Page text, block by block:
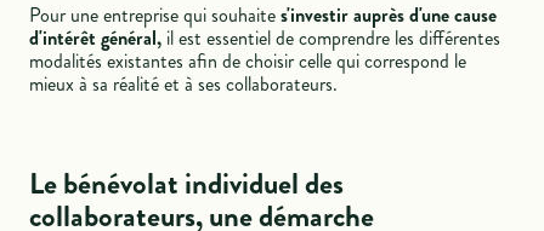
Pour une entreprise qui souhaites'investir auprès d'une cause
d'intérêt général, il est essentiel de comprendre les différentes
modalités existantes afin de choisir celle qui correspond le
mieux à sa réalité et à ses collaborateurs.
Le bénévolat individuel des
collaborateurs, une démarche